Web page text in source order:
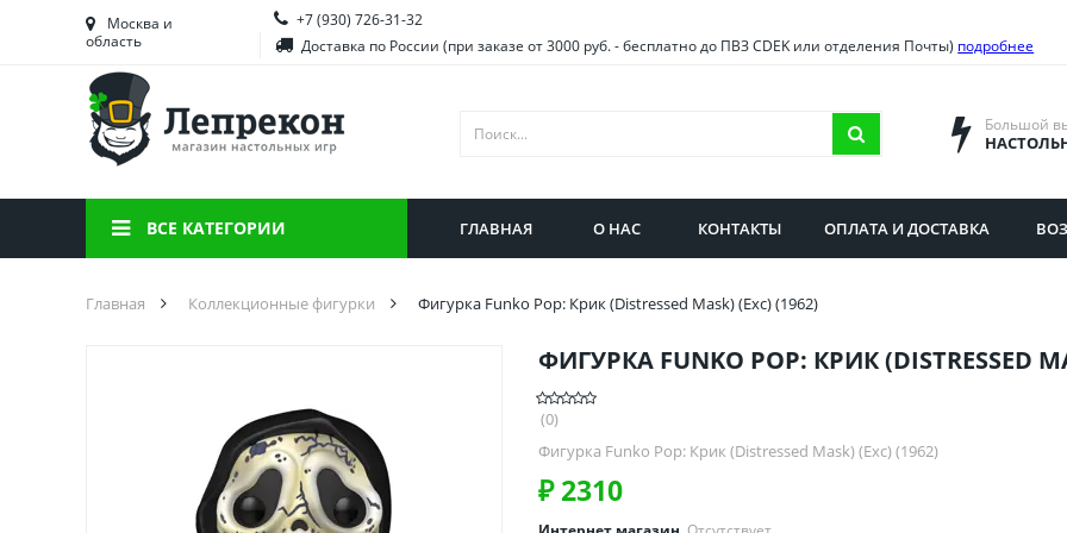
Башкортостан
Брянская область
Вологодская область
Воронежская область
Иркутская область
Саратовская область
Москва и
область
+7 (930) 726-31-32
Доставка по России (при заказе от 3000 руб. - бесплатно до ПВЗ CDEK или отделения Почты) подробнее
Большой
ВСЕ КАТЕГОРИИ ГЛАВНАЯ О НАС КОНТАКТЫ ОПЛАТА И ДОСТАВКА
Главная Коллекционные фигурки Фигурка Funko Pop: Крик (Distressed Mask) (Exc) (1962)
ФИГУРКА FUNKO POP: КРИК (DISTRESSED
(0)
Фигурка Funko Pop: Крик (Distressed Mask) (Exc) (1962)
₽ 2310